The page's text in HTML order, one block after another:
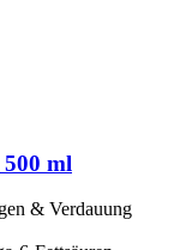
ml
& Verdauung